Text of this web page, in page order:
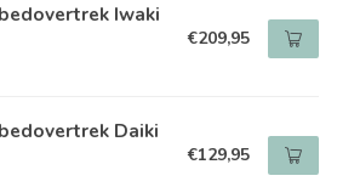
Iwaki
€209,95
Daiki
€129,95